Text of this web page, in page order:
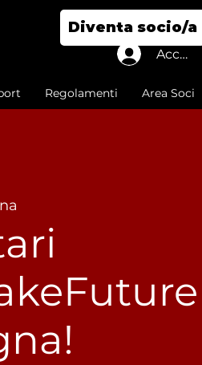
Diventa socio/a
Accedi
Regolamenti Area Soci